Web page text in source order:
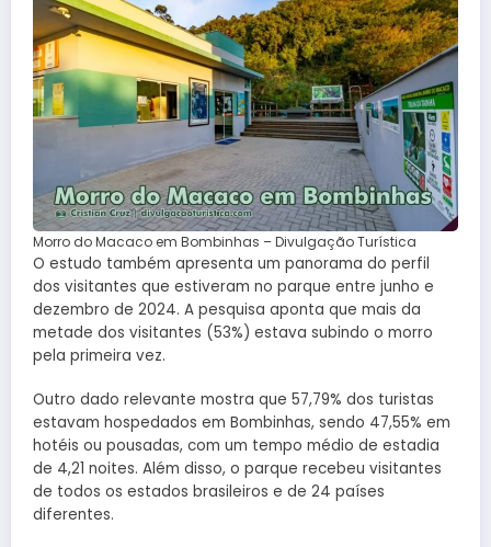
Morro do Macaco em Bombinhas – Divulgação Turística
O estudo também apresenta um panorama do perfil
dos visitantes que estiveram no parque entre junho e
dezembro de 2024. A pesquisa aponta que mais da
metade dos visitantes (53%) estava subindo o morro
pela primeira vez.
Outro dado relevante mostra que 57,79% dos turistas
estavam hospedados em Bombinhas, sendo 47,55% em
hotéis ou pousadas, com um tempo médio de estadia
de 4,21 noites. Além disso, o parque recebeu visitantes
de todos os estados brasileiros e de 24 países
diferentes.